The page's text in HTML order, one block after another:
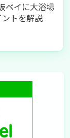
ベイに大浴場
トを解説